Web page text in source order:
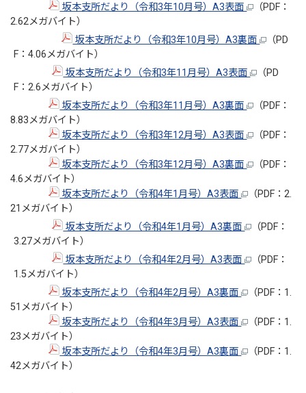
坂本支所だより（令和3年10月号）A3表面
（PDF：
2.62メガバイト）
坂本支所だより（令和3年10月号）A3裏面
（PD
F：4.06メガバイト）
坂本支所だより（令和3年11月号）A3表面
（PD
F：2.6メガバイト）
坂本支所だより（令和3年11月号）A3裏面
（PDF：
8.83メガバイト）
坂本支所だより（令和3年12月号）A3表面
（PDF：
2.77メガバイト）
坂本支所だより（令和3年12月号）A3裏面
（PDF：
4.6メガバイト）
坂本支所だより（令和4年1月号）A3表面
（PDF：2.
21メガバイト）
坂本支所だより（令和4年1月号）A3裏面
（PDF：
3.27メガバイト）
坂本支所だより（令和4年2月号）A3表面
（PDF：
1.5メガバイト）
坂本支所だより（令和4年2月号）A3裏面
（PDF：1.
51メガバイト）
坂本支所だより（令和4年3月号）A3表面
（PDF：1.
23メガバイト）
坂本支所だより（令和4年3月号）A3裏面
（PDF：1.
42メガバイト）